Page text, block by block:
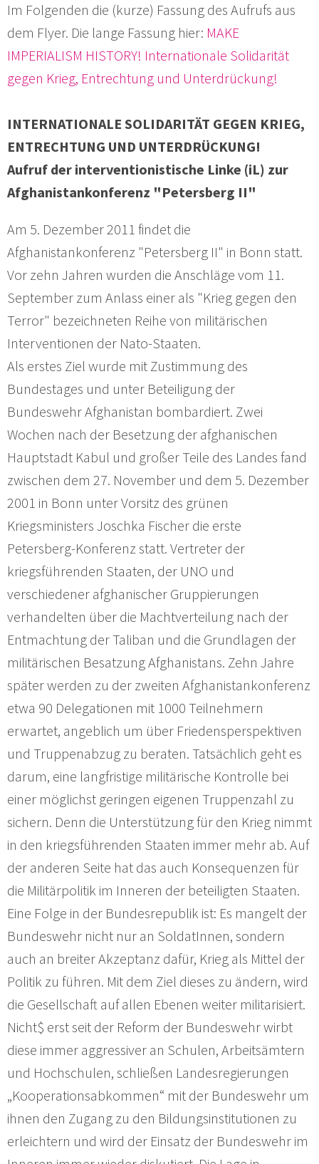
Im Folgenden die (kurze) Fassung des Aufrufs aus
dem Flyer. Die lange Fassung hier: MAKE
IMPERIALISM HISTORY! Internationale Solidarität
gegen Krieg, Entrechtung und Unterdrückung!
INTERNATIONALE SOLIDARITÄT GEGEN KRIEG,
ENTRECHTUNG UND UNTERDRÜCKUNG!
Aufruf der interventionistische Linke (iL) zur
Afghanistankonferenz "Petersberg II"
Am 5. Dezember 2011 findet die
Afghanistankonferenz "Petersberg II" in Bonn statt.
Vor zehn Jahren wurden die Anschläge vom 11.
September zum Anlass einer als "Krieg gegen den
Terror" bezeichneten Reihe von militärischen
Interventionen der Nato-Staaten.
Als erstes Ziel wurde mit Zustimmung des
Bundestages und unter Beteiligung der
Bundeswehr Afghanistan bombardiert. Zwei
Wochen nach der Besetzung der afghanischen
Hauptstadt Kabul und großer Teile des Landes fand
zwischen dem 27. November und dem 5. Dezember
2001 in Bonn unter Vorsitz des grünen
Kriegsministers Joschka Fischer die erste
Petersberg-Konferenz statt. Vertreter der
kriegsführenden Staaten, der UNO und
verschiedener afghanischer Gruppierungen
verhandelten über die Machtverteilung nach der
Entmachtung der Taliban und die Grundlagen der
militärischen Besatzung Afghanistans. Zehn Jahre
später werden zu der zweiten Afghanistankonferenz
etwa 90 Delegationen mit 1000 Teilnehmern
erwartet, angeblich um über Friedensperspektiven
und Truppenabzug zu beraten. Tatsächlich geht es
darum, eine langfristige militärische Kontrolle bei
einer möglichst geringen eigenen Truppenzahl zu
sichern. Denn die Unterstützung für den Krieg nimmt
in den kriegsführenden Staaten immer mehr ab. Auf
der anderen Seite hat das auch Konsequenzen für
die Militärpolitik im Inneren der beteiligten Staaten.
Eine Folge in der Bundesrepublik ist: Es mangelt der
Bundeswehr nicht nur an SoldatInnen, sondern
auch an breiter Akzeptanz dafür, Krieg als Mittel der
Politik zu führen. Mit dem Ziel dieses zu ändern, wird
die Gesellschaft auf allen Ebenen weiter militarisiert.
Nicht$ erst seit der Reform der Bundeswehr wirbt
diese immer aggressiver an Schulen, Arbeitsämtern
und Hochschulen, schließen Landesregierungen
„Kooperationsabkommen“ mit der Bundeswehr um
ihnen den Zugang zu den Bildungsinstitutionen zu
erleichtern und wird der Einsatz der Bundeswehr im